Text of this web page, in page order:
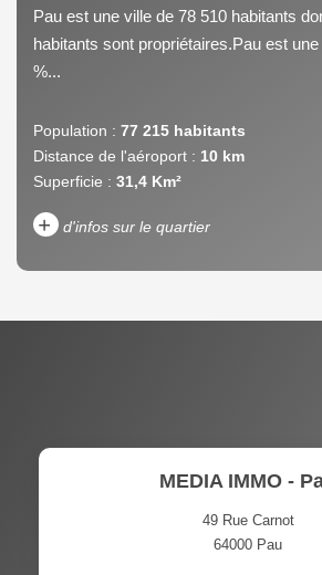
Pau est une ville de 78 510 habitants
habitants sont propriétaires.Pau est
%...
Population : 77 215 habitants
Distance de l'aéroport : 10 km
Superficie : 31,4 Km²
+ d'infos sur le quartier
PART DES
VOITURE
MEDIA IMMO -
49 Rue Carnot
64000 Pau